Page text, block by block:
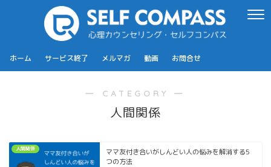
ホーム サービス終了 メルマガ 動画 お問合せ
― CATEGORY ―
人間関係
人間関係
ママ友付き合いがしんどい人の悩みを解消する5
つの方法